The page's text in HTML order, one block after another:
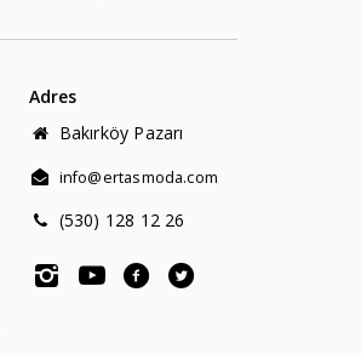
Adres
Bakırköy Pazarı
info@ertasmoda.com
(530) 128 12 26